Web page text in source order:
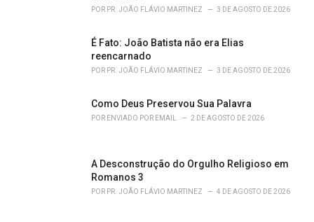
POR PR. JOÃO FLÁVIO MARTINEZ 3 DE AGOSTO DE 2026
É Fato: João Batista não era Elias
reencarnado
POR PR. JOÃO FLÁVIO MARTINEZ 3 DE AGOSTO DE 2026
Como Deus Preservou Sua Palavra
POR ENVIADO POR EMAIL 2 DE AGOSTO DE 2026
A Desconstrução do Orgulho Religioso em
Romanos 3
POR PR. JOÃO FLÁVIO MARTINEZ 4 DE AGOSTO DE 2026